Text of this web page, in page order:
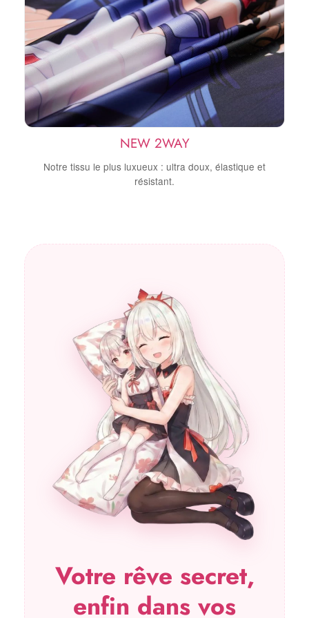
NEW 2WAY
Notre tissu le plus luxueux : ultra doux, élastique et
résistant.
Votre rêve secret,
enfin dans vos